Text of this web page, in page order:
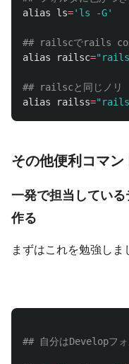
alias ls='ls -G'
## railscでrails
alias
railsc=
## railscと同じノリ
alias
railss=
その他便利コマン
一発で担当してい
作る
まずはこれを勉強しま
## 自分はDevelopフォ